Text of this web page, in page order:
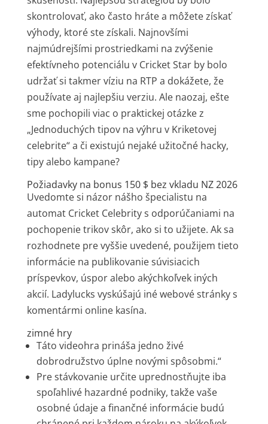
skontrolovať, ako často hráte a môžete získať
výhody, ktoré ste získali. Najnovšími
najmúdrejšími prostriedkami na zvýšenie
efektívneho potenciálu v Cricket Star by bolo
udržať si takmer víziu na RTP a dokážete, že
používate aj najlepšiu verziu. Ale naozaj, ešte
sme pochopili viac o praktickej otázke z
„Jednoduchých tipov na výhru v Kriketovej
celebrite“ a či existujú nejaké užitočné hacky,
tipy alebo kampane?
Požiadavky na bonus 150 $ bez vkladu NZ 2026
Uvedomte si názor nášho špecialistu na
automat Cricket Celebrity s odporúčaniami na
pochopenie trikov skôr, ako si to užijete. Ak sa
rozhodnete pre vyššie uvedené, použijem tieto
informácie na publikovanie súvisiacich
príspevkov, úspor alebo akýchkoľvek iných
akcií. Ladylucks vyskúšajú iné webové stránky s
komentármi online kasína.
zimné hry
Táto videohra prináša jedno živé
dobrodružstvo úplne novými spôsobmi.“
Pre stávkovanie určite uprednostňujte iba
spoľahlivé hazardné podniky, takže vaše
osobné údaje a finančné informácie budú